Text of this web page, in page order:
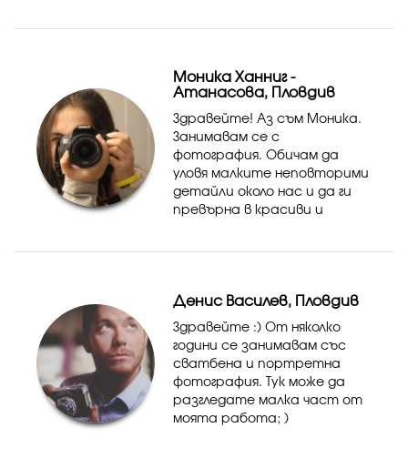
Качеството – гарантирано
Моника Ханниг -
Aтанасова, Пловдив
Здравейте! Аз съм Моника.
Занимавам се с
фотография. Обичам да
уловя малките неповторими
детайли около нас и да ги
превърна в красиви и
щастливи мигове! Ако
моята рабо...
Денис Василев, Пловдив
Здравейте :) От няколко
години се занимавам със
сватбена и портретна
фотография. Тук може да
разгледате малка част от
моята работа; )